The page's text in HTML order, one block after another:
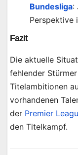
Bundesliga:
Perspektive
Fazit
Die aktuelle
fehlender
Titelambitionen
vorhandenen
der Premier
den Titelkampf.